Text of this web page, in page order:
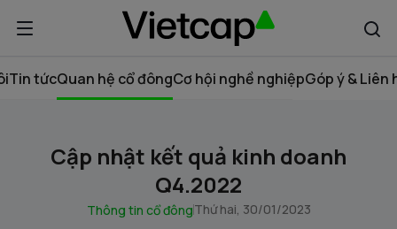
Tin tứcQuan hệ cổ đôngCơ hội nghề nghiệpGóp ý & Liên
Cập nhật kết quả kinh doanh
Q4.2022
Thông tin cổ đôngThứ hai, 30/01/2023